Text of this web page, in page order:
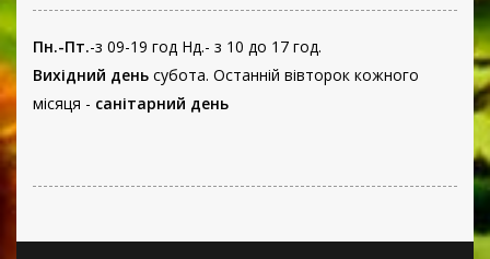
Пн.-Пт.-з 09-19 год Нд.- з 10 до 17 год.
Вихідний день субота. Останній вівторок кожного
місяця - санітарний день